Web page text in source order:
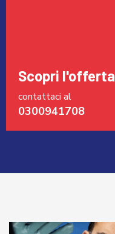
Scopri l'offerta
contattaci al
0300941708